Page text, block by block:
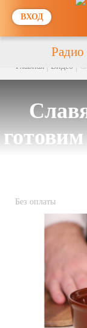
ВХОД
Радио
Главная Видео
Без оплаты